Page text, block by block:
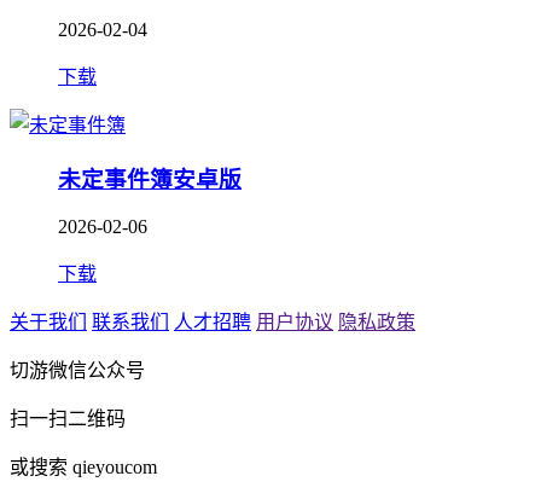
2026-02-04
下载
未定事件簿安卓版
2026-02-06
下载
关于我们 联系我们 人才招聘 用户协议 隐私政策
切游微信公众号
扫一扫二维码
或搜索 qieyoucom